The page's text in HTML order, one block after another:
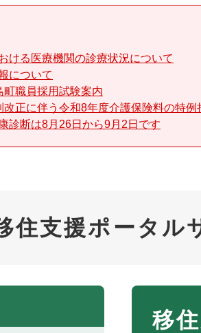
ける医療機関の診療状況について
について
町職員採用試験案内
改正に伴う令和8年度介護保険料の特例
診断は8月26日から9月2日です
住支援ポータル
移